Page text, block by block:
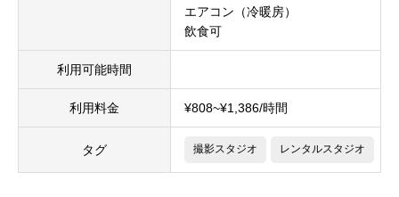
エアコン（冷暖房）
飲食可
利用可能時間
利用料金 ¥808~¥1,386/時間
タグ 撮影スタジオ レンタルスタジオ